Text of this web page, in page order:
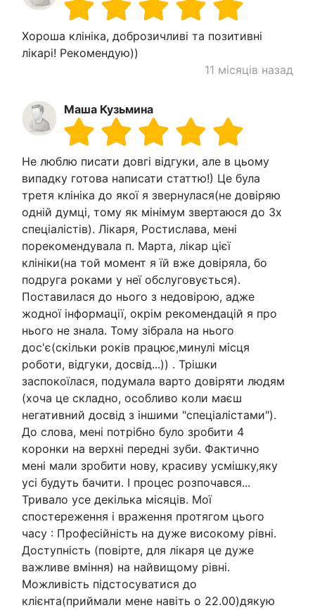
Хороша клініка, доброзичливі та позитивні
лікарі! Рекомендую))
11 місяців назад
Маша Кузьмина
Не люблю писати довгі відгуки, але в цьому
випадку готова написати статтю!) Це була
третя клініка до якої я звернулася(не довіряю
одній думці, тому як мінімум звертаюся до 3х
спеціалістів). Лікаря, Ростислава, мені
порекомендувала п. Марта, лікар цієї
клініки(на той момент я їй вже довіряла, бо
подруга роками у неї обслуговується).
Поставилася до нього з недовірою, адже
жодної інформації, окрім рекомендацій я про
нього не знала. Тому зібрала на нього
дос'є(скільки років працює,минулі місця
роботи, відгуки, досвід...)) . Трішки
заспокоїлася, подумала варто довіряти людям
(хоча це складно, особливо коли маєш
негативний досвід з іншими "спеціалістами").
До слова, мені потрібно було зробити 4
коронки на верхні передні зуби. Фактично
мені мали зробити нову, красиву усмішку,яку
усі будуть бачити. І процес розпочався...
Тривало усе декілька місяців. Мої
спостереження і враження протягом цього
часу : Професійність на дуже високому рівні.
Доступність (повірте, для лікаря це дуже
важливе вміння) на найвищому рівні.
Можливість підстосуватися до
клієнта(приймали мене навіть о 22.00)дякую